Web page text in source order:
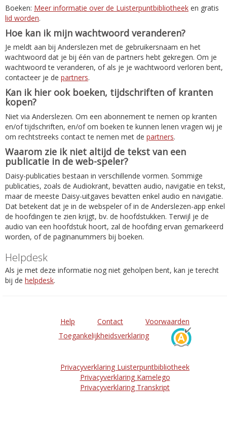
Boeken: Meer informatie over de Luisterpuntbibliotheek en gratis
lid worden.
Hoe kan ik mijn wachtwoord veranderen?
Je meldt aan bij Anderslezen met de gebruikersnaam en het
wachtwoord dat je bij één van de partners hebt gekregen. Om je
wachtwoord te veranderen, of als je je wachtwoord verloren bent,
contacteer je de partners.
Kan ik hier ook boeken, tijdschriften of kranten
kopen?
Niet via Anderslezen. Om een abonnement te nemen op kranten
en/of tijdschriften, en/of om boeken te kunnen lenen vragen wij je
om rechtstreeks contact te nemen met de partners.
Waarom zie ik niet altijd de tekst van een
publicatie in de web-speler?
Daisy-publicaties bestaan in verschillende vormen. Sommige
publicaties, zoals de Audiokrant, bevatten audio, navigatie en tekst,
maar de meeste Daisy-uitgaves bevatten enkel audio en navigatie.
Dat betekent dat je in de webspeler of in de Anderslezen-app enkel
de hoofdingen te zien krijgt, bv. de hoofdstukken. Terwijl je de
audio van een hoofdstuk hoort, zal de hoofding ervan gemarkeerd
worden, of de paginanummers bij boeken.
Helpdesk
Als je met deze informatie nog niet geholpen bent, kan je terecht
bij de helpdesk.
Help Contact
Voorwaarden
Toegankelijkheidsverklaring
Privacyverklaring Luisterpuntbibliotheek
Privacyverklaring Kamelego
Privacyverklaring Transkript